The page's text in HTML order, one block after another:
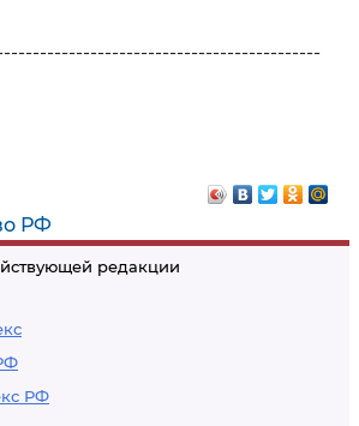
РФ
редакции
РФ